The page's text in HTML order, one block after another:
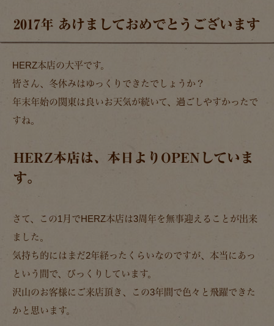
2017年 あけましておめでとうございます
HERZ本店の大平です。
皆さん、冬休みはゆっくりできたでしょうか？
年末年始の関東は良いお天気が続いて、過ごしやすかったで
すね。
HERZ本店は、本日よりOPENしていま
す。
さて、この1月でHERZ本店は3周年を無事迎えることが出来
ました。
気持ち的にはまだ2年経ったくらいなのですが、本当にあっ
という間で、びっくりしています。
沢山のお客様にご来店頂き、この3年間で色々と飛躍できた
かと思います。